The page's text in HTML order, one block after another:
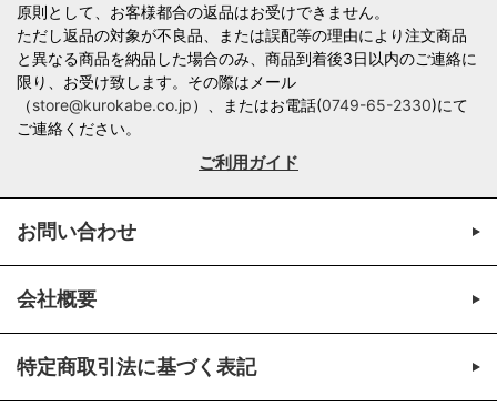
原則として、お客様都合の返品はお受けできません。
ただし返品の対象が不良品、または誤配等の理由により注文商品
と異なる商品を納品した場合のみ、商品到着後3日以内のご連絡に
限り、お受け致します。その際はメール
（store@kurokabe.co.jp）、またはお電話(0749-65-2330)にて
ご連絡ください。
ご利用ガイド
お問い合わせ
会社概要
特定商取引法に基づく表記